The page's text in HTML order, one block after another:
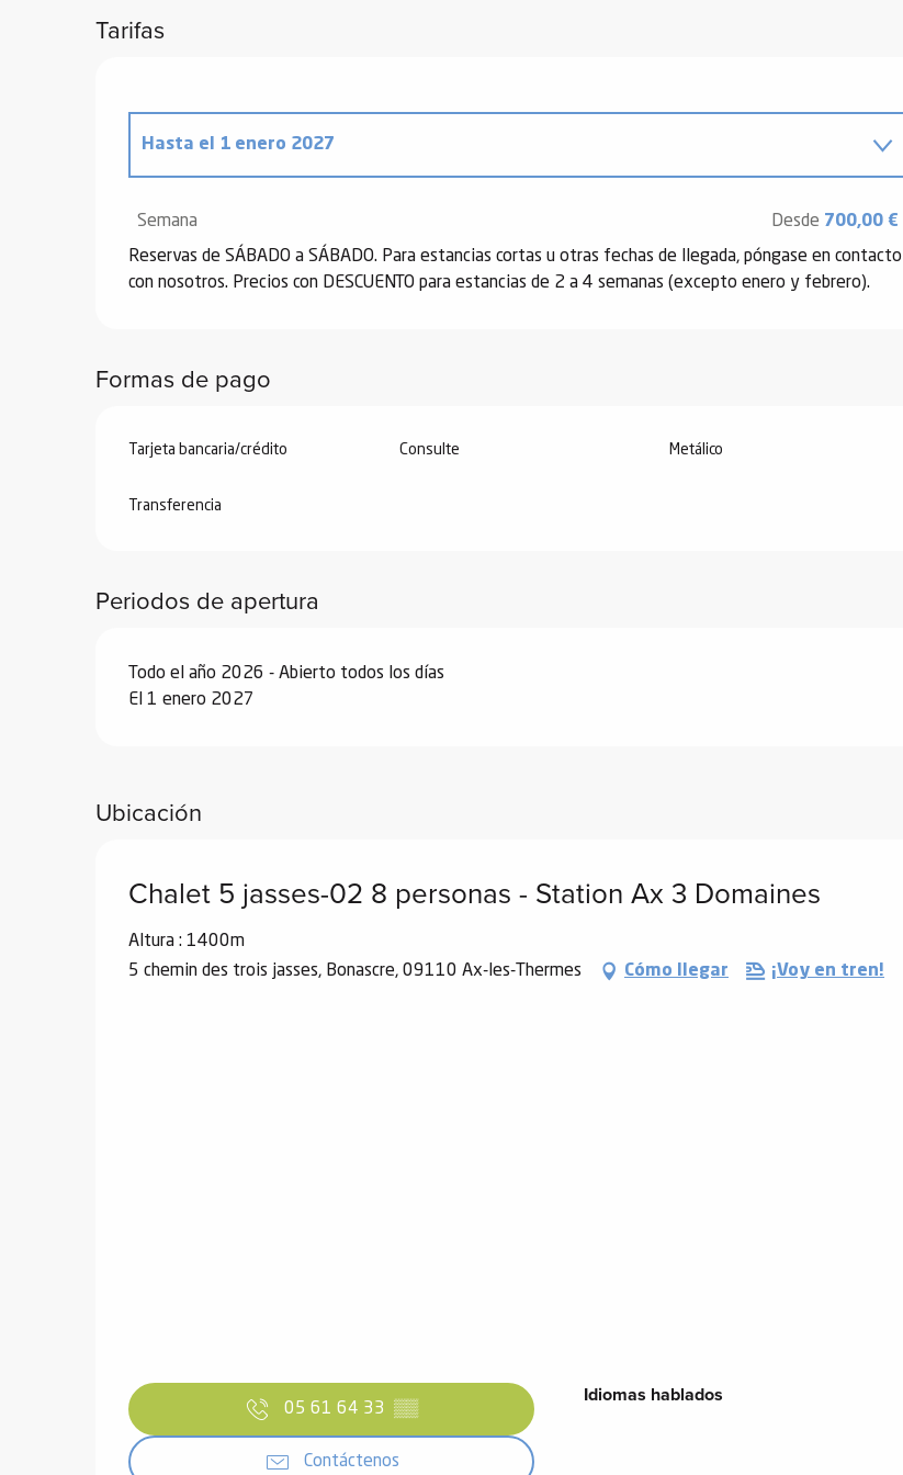
Tarifas
Hasta el 1 enero 2027
Semana Desde 700,00 €
Reservas de SÁBADO a SÁBADO. Para estancias cortas u otras fechas de llegada, póngase en contacto
con nosotros. Precios con DESCUENTO para estancias de 2 a 4 semanas (excepto enero y febrero).
Formas de pago
Tarjeta bancaria/crédito Consulte Metálico
Transferencia
Periodos de apertura
Todo el año 2026 - Abierto todos los días
El 1 enero 2027
Ubicación
Chalet 5 jasses-02 8 personas - Station Ax 3 Domaines
Altura : 1400m
5 chemin des trois jasses, Bonascre, 09110 Ax-les-Thermes
Cómo llegar ¡Voy en tren!
05 61 64 33 ▒▒
Contáctenos
Idiomas hablados
Idiomas hablados